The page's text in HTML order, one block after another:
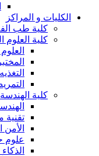
الكليات و المراكز
كلية طب
كلية العلوم
كلية
تقنية
الأمن
علوم